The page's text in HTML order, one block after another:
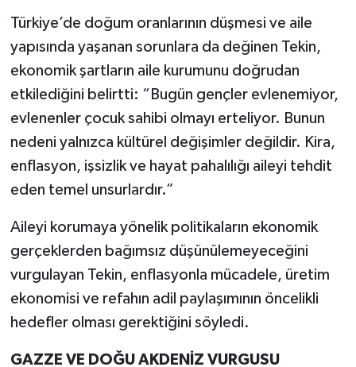
Türkiye’de doğum oranlarının düşmesi ve aile
yapısında yaşanan sorunlara da değinen Tekin,
ekonomik şartların aile kurumunu doğrudan
etkilediğini belirtti: “Bugün gençler evlenemiyor,
evlenenler çocuk sahibi olmayı erteliyor. Bunun
nedeni yalnızca kültürel değişimler değildir. Kira,
enflasyon, işsizlik ve hayat pahalılığı aileyi tehdit
eden temel unsurlardır.”
Aileyi korumaya yönelik politikaların ekonomik
gerçeklerden bağımsız düşünülemeyeceğini
vurgulayan Tekin, enflasyonla mücadele, üretim
ekonomisi ve refahın adil paylaşımının öncelikli
hedefler olması gerektiğini söyledi.
GAZZE VE DOĞU AKDENİZ VURGUSU